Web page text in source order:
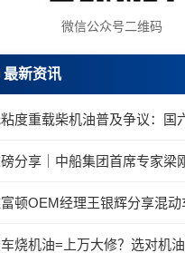
微信公众号二维码
最新资讯